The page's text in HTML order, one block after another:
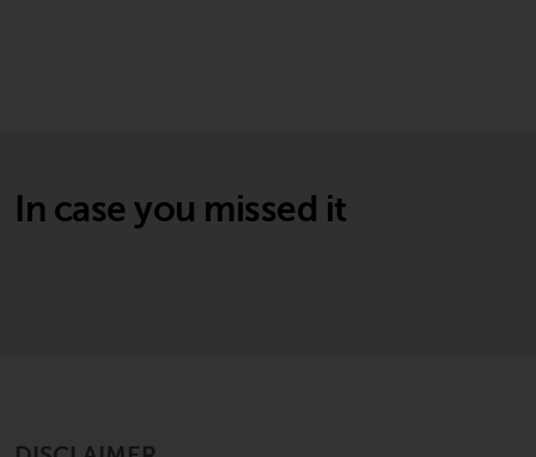
Commission zugelassen und
reguliert werden Exchange
In case you missed it